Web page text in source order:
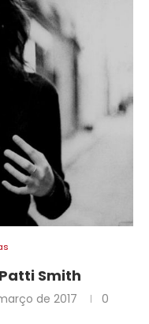
Smith
de 2017
0